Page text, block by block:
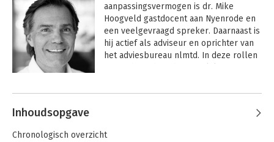
aanpassingsvermogen is dr. Mike
Hoogveld gastdocent aan Nyenrode en
een veelgevraagd spreker. Daarnaast is
hij actief als adviseur en oprichter van
het adviesbureau nlmtd. In deze rollen
toekomstbestendig organiseren. Op
Andere boeken door Mike Hoogveld
Inhoudsopgave
Chronologisch overzicht